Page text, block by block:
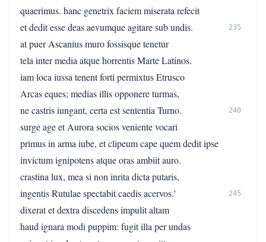
quaerimus. hanc genetrix faciem miserata refecit
et dedit esse deas aevumque agitare sub undis.
235
at puer Ascanius muro fossisque tenetur
tela inter media atque horrentis Marte Latinos.
iam loca iussa tenent forti permixtus Etrusco
Arcas eques; medias illis opponere turmas,
ne castris iungant, certa est sententia Turno.
240
surge age et Aurora socios veniente vocari
primus in arma iube, et clipeum cape quem dedit ipse
invictum ignipotens atque oras ambiit auro.
crastina lux, mea si non inrita dicta putaris,
ingentis Rutulae spectabit caedis acervos.'
245
dixerat et dextra discedens impulit altam
haud ignara modi puppim: fugit illa per undas